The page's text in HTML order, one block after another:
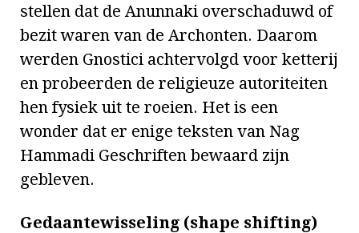
stellen dat de Anunnaki overschaduwd of
bezit waren van de Archonten. Daarom
werden Gnostici achtervolgd voor ketterij
en probeerden de religieuze autoriteiten
hen fysiek uit te roeien. Het is een
wonder dat er enige teksten van Nag
Hammadi Geschriften bewaard zijn
gebleven.
Gedaantewisseling (shape shifting)